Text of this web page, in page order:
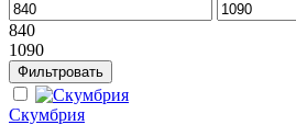
840
1090
Фильтровать
Скумбрия